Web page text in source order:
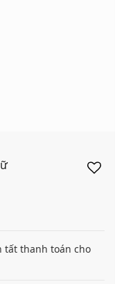
tất thanh toán cho